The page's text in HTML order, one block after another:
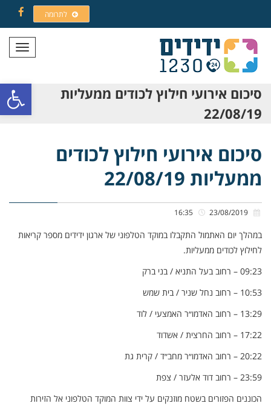
פתח
לתרומה
תפריט
סיכום אירועי חילוץ לכודים ממעליות
22/08/19
סיכום אירועי חילוץ לכודים
ממעליות 22/08/19
במהלך יום האתמול התקבלו במוקד הטלפוני של ארגון ידידים מספר קריאות
לחילוץ לכודים ממעליות.
09:23 – רחוב בעל התניא / בני ברק
10:53 – רחוב נחל שניר / בית שמש
13:29 – רחוב האדמו״ר האמצעי / לוד
17:22 – רחוב החרצית / אשדוד
20:22 – רחוב האדמו״ר מחב״ד / קרית גת
23:59 – רחוב דוד אלעזר / צפת
הכוננים הפזורים בשטח מוזנקים על ידי צוות המוקד הטלפוני אל הזירות